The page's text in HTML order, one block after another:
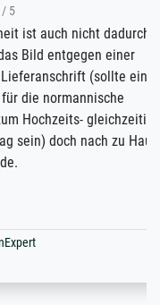
dadurch
einer
(sollte eine
gleichzeitig
zu Hause